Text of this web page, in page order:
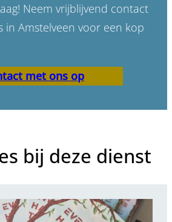
Neem vrijblijvend contact
in Amstelveen voor een kop
met ons op
bij deze dienst